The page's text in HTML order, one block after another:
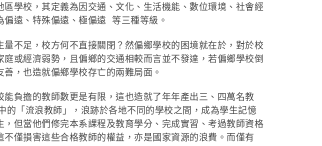
學校，其定義為因交通、文化、生活機能、數位環境、社會經
遠、特殊偏遠、極偏遠 等三種等級。
足，校方何不直接關閉？然偏鄉學校的困境就在於，對於校
或經濟弱勢，且偏鄉的交通相較而言並不發達，若偏鄉學校倒
，也造就偏鄉學校存亡的兩難局面。
負擔的教師數更是有限，這也造就了年年產出三、四萬名教
的「流浪教師」，浪跡於各地不同的學校之間，成為學生記憶
但當他們修完本系課程及教育學分、完成實習、考過教師資格
僅損害這些合格教師的權益，亦是國家資源的浪費。而僅有